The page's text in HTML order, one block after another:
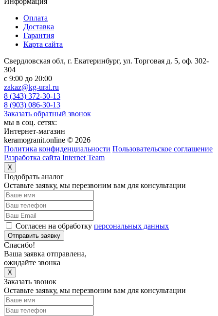
Оплата
Доставка
Гарантия
Карта сайта
Свердловская обл, г. Екатеринбург, ул. Торговая д. 5, оф. 302-
304
c 9:00 до 20:00
zakaz@kg-ural.ru
8 (343) 372-30-13
8 (903) 086-30-13
Заказать обратный звонок
мы в соц. сетях:
Интернет-магазин
keramogranit.online © 2026
Политика конфиденциальности Пользовательское соглашение
Разработка сайта Internet Team
X
Подобрать аналог
Оставьте заявку, мы перезвоним вам для консультации
Согласен на обработку персональных данных
Отправить заявку
Спасибо!
Ваша заявка отправлена,
ожидайте звонка
X
Заказать звонок
Оставьте заявку, мы перезвоним вам для консультации